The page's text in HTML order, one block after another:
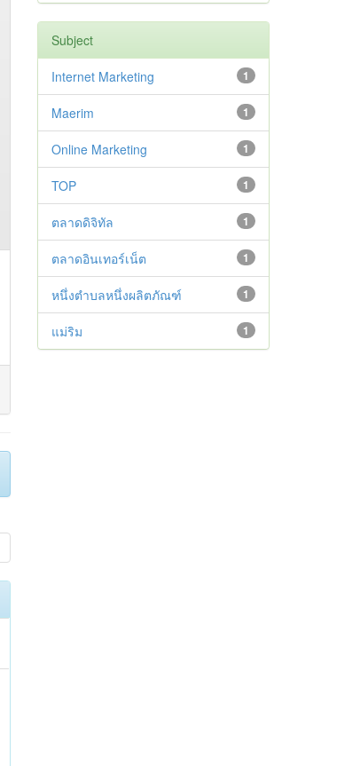
Subject
1
Internet Marketing
1
Maerim
1
Online Marketing
1
TOP
1
ตลาดดิจิทัล
1
ตลาดอินเทอร์เน็ต
1
หนึ่งตำบลหนึ่งผลิตภัณฑ์
1
แม่ริม